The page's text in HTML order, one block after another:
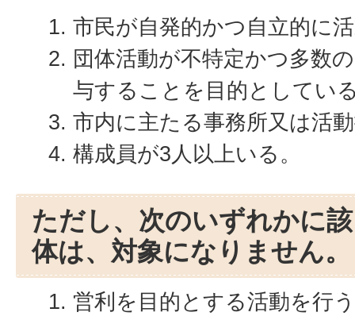
市民が自発的かつ自立的に
団体活動が不特定かつ多数
与することを目的としてい
市内に主たる事務所又は活
構成員が3人以上いる。
ただし、次のいずれかに
体は、対象になりません。
営利を目的とする活動を行